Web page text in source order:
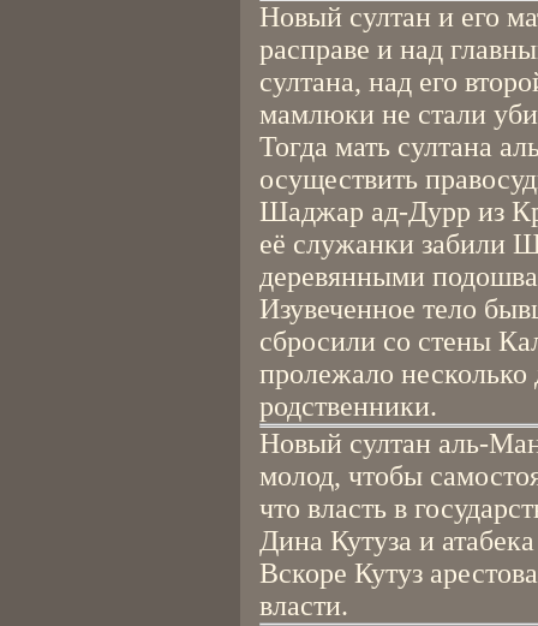
Новый султан и его
расправе и над
султана, над его
мамлюки не стали
Тогда мать султана
осуществить
Шаджар ад-Дурр из
её служанки забили
деревянными
Изувеченное тело
сбросили со стены
пролежало несколько
родственники.
Новый султан аль-
молод, чтобы
что власть в
Дина Кутуза и
Вскоре Кутуз
власти.